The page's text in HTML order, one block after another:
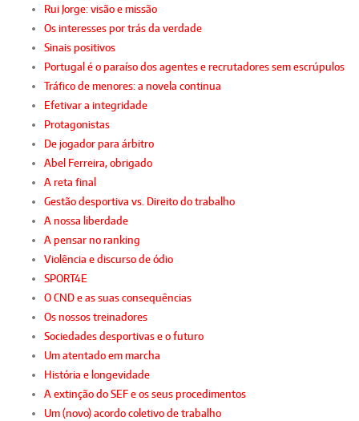
Rui Jorge: visão e missão
Os interesses por trás da verdade
Sinais positivos
Portugal é o paraíso dos agentes e recrutadores sem escrúpulos
Tráfico de menores: a novela continua
Efetivar a integridade
Protagonistas
De jogador para árbitro
Abel Ferreira, obrigado
A reta final
Gestão desportiva vs. Direito do trabalho
A nossa liberdade
A pensar no ranking
Violência e discurso de ódio
SPORT4E
O CND e as suas consequências
Os nossos treinadores
Sociedades desportivas e o futuro
Um atentado em marcha
História e longevidade
A extinção do SEF e os seus procedimentos
Um (novo) acordo coletivo de trabalho